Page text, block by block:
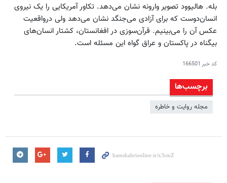
بله. هالیوود تصویر وارونه نشان می‌دهد. تکاور آمریکایی را یک نیروی
انسان‌دوست که برای آزادی می‌جنگد نشان می‌دهد ولی در‌واقعیت
عکس آن را می‌بینیم. قرآن‌سوزی در افغانستان، کشتار انسان‌های
بیگناه در پاکستان و عراق گواه این مسئله است.
کد خبر 166501
برچسب‌ها
مجله روایت و خاطره